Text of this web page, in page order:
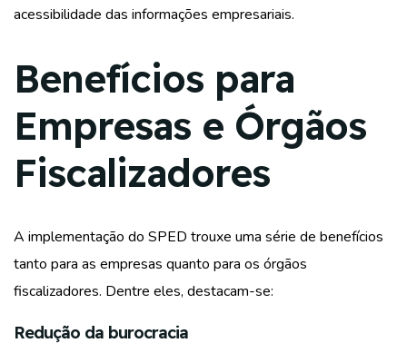
acessibilidade das informações empresariais.
Benefícios para
Empresas e Órgãos
Fiscalizadores
A implementação do SPED trouxe uma série de benefícios
tanto para as empresas quanto para os órgãos
fiscalizadores. Dentre eles, destacam-se:
Redução da burocracia